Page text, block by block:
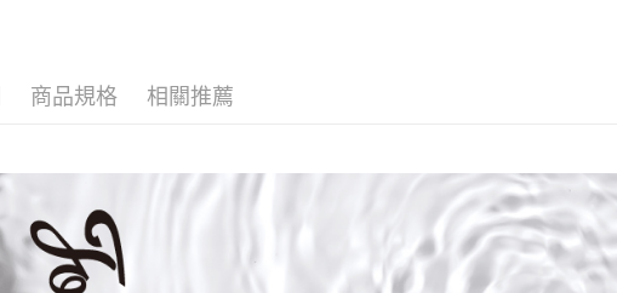
動。
商品規格 相關推薦